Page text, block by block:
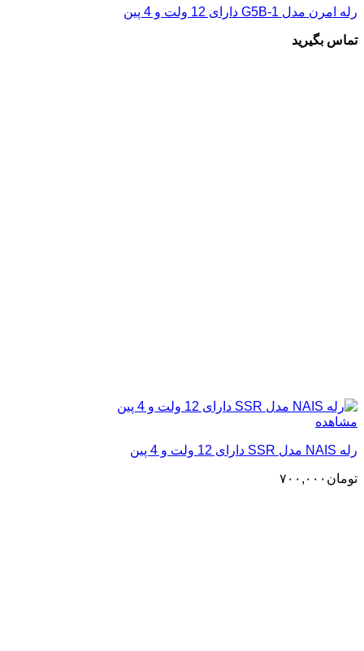
رله امرن مدل G5B-1 دارای 12 ولت و 4 پین
تماس بگیرید
مشاهده
رله NAIS مدل SSR دارای 12 ولت و 4 پین
تومان ۷۰۰,۰۰۰